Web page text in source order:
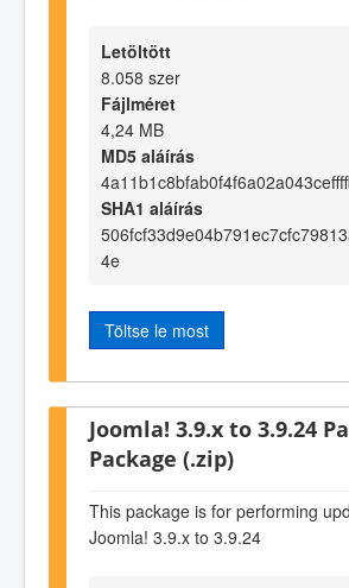
Letöltött
8.058 szer
Fájlméret
4,24 MB
MD5 aláírás
SHA1 aláírás
4e
Töltse le most
Joomla! 3.9.x to 3.9.24
Package (.zip)
This package is for performing
Joomla! 3.9.x to 3.9.24